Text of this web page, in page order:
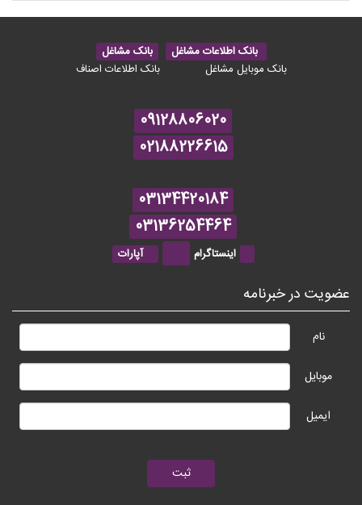
بانک اطلاعات مشاغل
بانک مشاغل
بانک موبایل مشاغل
بانک اطلاعات اصناف
09128806020
02188226615
03134420184
03136254464
اینستاگرام آپارات
عضویت در خبرنامه
نام
موبایل
ایمیل